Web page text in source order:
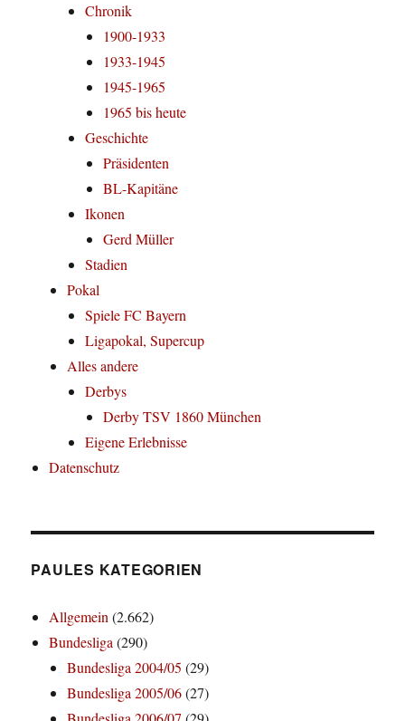
Chronik
1900-1933
1933-1945
1945-1965
1965 bis heute
Geschichte
Präsidenten
BL-Kapitäne
Ikonen
Gerd Müller
Stadien
Pokal
Spiele FC Bayern
Ligapokal, Supercup
Alles andere
Derbys
Derby TSV 1860 München
Eigene Erlebnisse
Datenschutz
PAULES KATEGORIEN
Allgemein(2.662)
Bundesliga(290)
Bundesliga 2004/05 (29)
Bundesliga 2005/06(27)